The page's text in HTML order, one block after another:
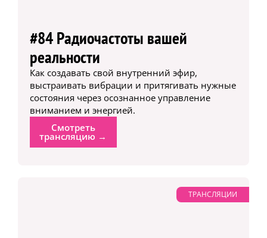
#84 Радиочастоты вашей
реальности
Как создавать свой внутренний эфир,
выстраивать вибрации и притягивать нужные
состояния через осознанное управление
вниманием и энергией.
Смотреть
трансляцию →
ТРАНСЛЯЦИИ